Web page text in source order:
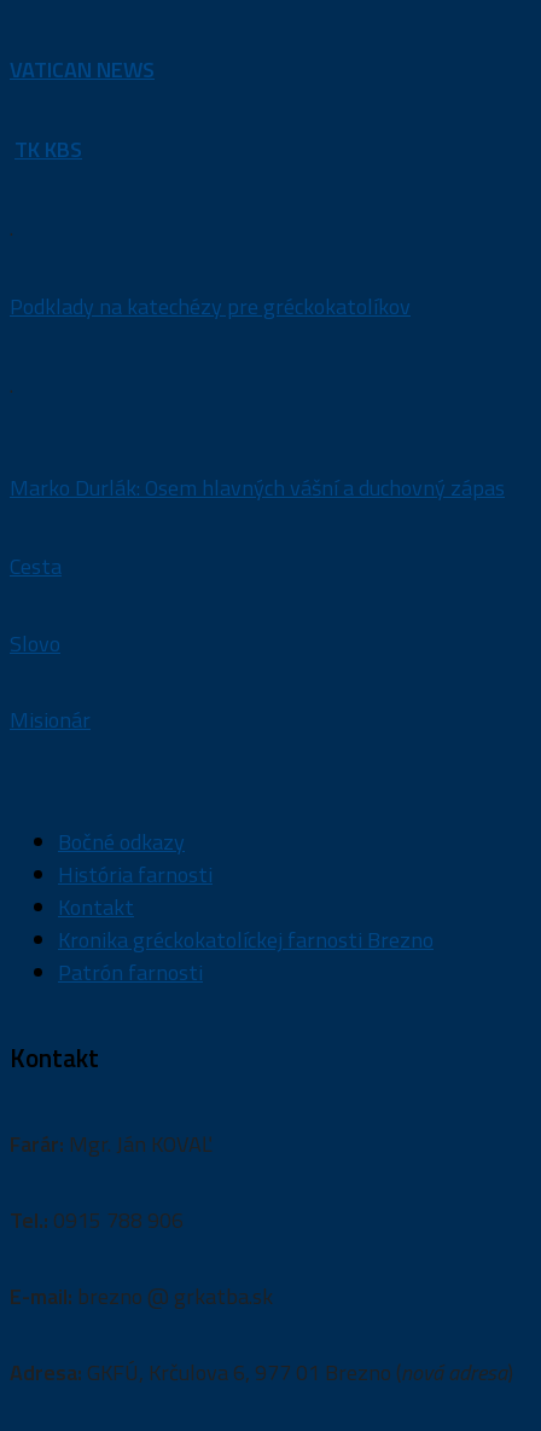
VATICAN NEWS
TK KBS
.
Podklady na katechézy pre gréckokatolíkov
.
Marko Durlák: Osem hlavných vášní a duchovný zápas
Cesta
Slovo
Misionár
Bočné odkazy
História farnosti
Kontakt
Kronika gréckokatolíckej farnosti Brezno
Patrón farnosti
Kontakt
Farár: Mgr. Ján KOVAĽ
Tel.: 0915 788 906
E-mail: brezno @ grkatba.sk
Adresa: GKFÚ, Krčulova 6, 977 01 Brezno (nová adresa)